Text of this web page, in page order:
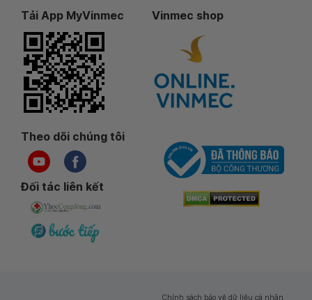
Tải App MyVinmec Vinmec shop
Theo dõi chúng tôi
Đối tác liên kết
Chính sách bảo vệ dữ liệu cá nhân